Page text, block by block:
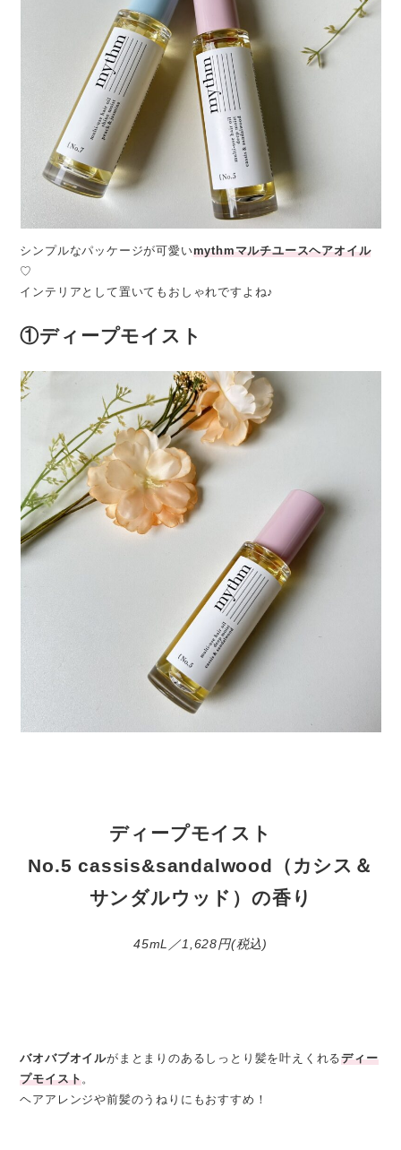
シンプルなパッケージが可愛いmythmマルチユースヘアオイル
♡
インテリアとして置いてもおしゃれですよね♪
①ディープモイスト​
ディープモイスト​
No.5 cassis&sandalwood（カシス＆
サンダルウッド）の香り
45mL／1,628円(税込)
バオバブオイルがまとまりのあるしっとり髪を叶えくれるディー
プモイスト​。
ヘアアレンジや前髪のうねりにもおすすめ！